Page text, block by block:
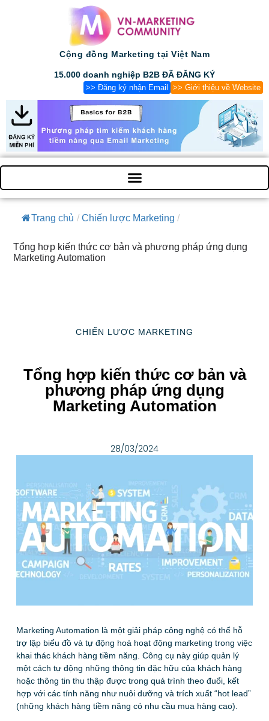
Cộng đồng Marketing tại Việt Nam
15.000 doanh nghiệp B2B ĐÃ ĐĂNG KÝ
>> Giới thiệu về Website
>> Đăng ký nhận Email
Trang chủ / Chiến lược Marketing /
Tổng hợp kiến thức cơ bản và phương pháp ứng dụng
Marketing Automation
CHIẾN LƯỢC MARKETING
Tổng hợp kiến thức cơ bản và
phương pháp ứng dụng
Marketing Automation
28/03/2024
Marketing Automation là một giải pháp công nghệ có thể hỗ
trợ lập biểu đồ và tự động hoá hoạt động marketing trong việc
khai thác khách hàng tiềm năng. Công cụ này giúp quản lý
một cách tự động những thông tin đặc hữu của khách hàng
hoặc thông tin thu thập được trong quá trình theo đuổi, kết
hợp với các tính năng như nuôi dưỡng và trích xuất “hot lead”
(những khách hàng tiềm năng có nhu cầu mua hàng cao).